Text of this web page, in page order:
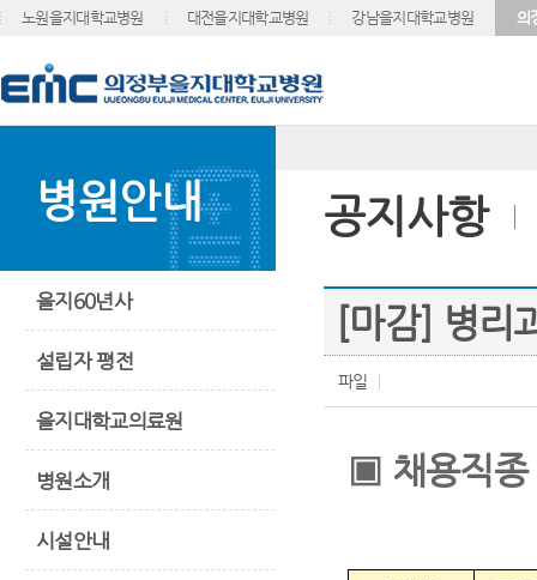
노원을지대학교병원 대전을지대학교병원 강남을지대학교병원 의
병원안내
을지60년사
설립자 평전
을지대학교의료원
병원소개
시설안내
공지사항
[마감] 병리
파일
▣ 채용직